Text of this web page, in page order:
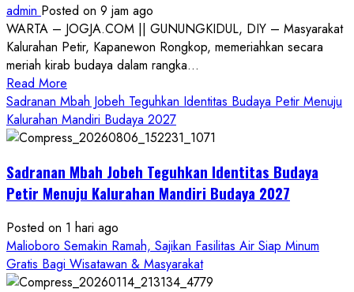
admin Posted on 9 jam ago
WARTA – JOGJA.COM || GUNUNGKIDUL, DIY – Masyarakat
Kalurahan Petir, Kapanewon Rongkop, memeriahkan secara
meriah kirab budaya dalam rangka...
Read More
more
about
Bersama
Gunungkidul
Antusiasme
Warnai
Kirab
Budaya
Sadranan
Sadranan Mbah Jobeh Teguhkan Identitas Budaya Petir Menuju
Kalurahan Mandiri Budaya 2027
Sadranan Mbah Jobeh Teguhkan Identitas Budaya
Petir Menuju Kalurahan Mandiri Budaya 2027
Posted on 1 hari ago
Malioboro Semakin Ramah, Sajikan Fasilitas Air Siap Minum
Gratis Bagi Wisatawan & Masyarakat